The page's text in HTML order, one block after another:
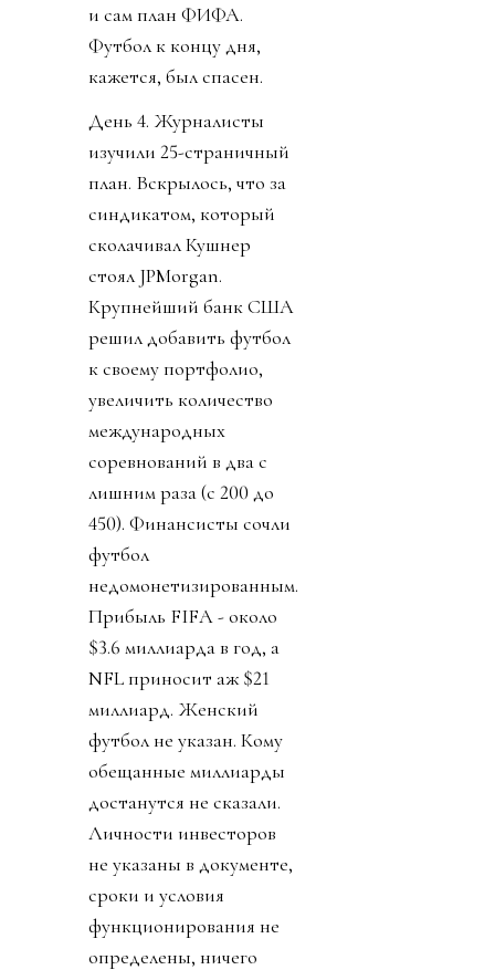
и сам план ФИФА.
Футбол к концу дня,
кажется, был спасен.
День 4. Журналисты
изучили 25-страничный
план. Вскрылось, что за
синдикатом, который
сколачивал Кушнер
стоял JPMorgan.
Крупнейший банк США
решил добавить футбол
к своему портфолио,
увеличить количество
международных
соревнований в два с
лишним раза (с 200 до
450). Финансисты сочли
футбол
недомонетизированным.
Прибыль FIFA - около
$3.6 миллиарда в год, а
NFL приносит аж $21
миллиард. Женский
футбол не указан. Кому
обещанные миллиарды
достанутся не сказали.
Личности инвесторов
не указаны в документе,
сроки и условия
функционирования не
определены, ничего